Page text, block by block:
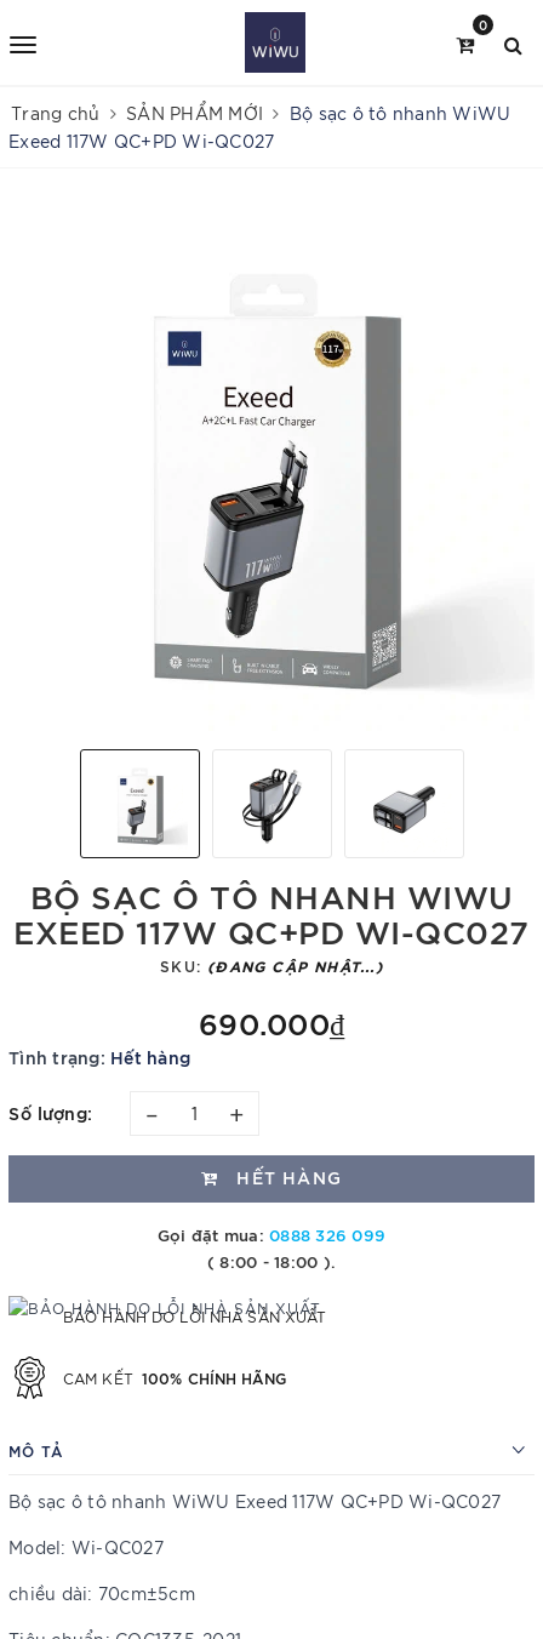
0
Trang chủ SẢN PHẨM MỚI
Bộ sạc ô tô nhanh WiWU
Exeed 117W QC+PD Wi-QC027
BỘ SẠC Ô TÔ NHANH WIWU
EXEED 117W QC+PD WI-QC027
SKU: (ĐANG CẬP NHẬT...)
690.000₫
Tình trạng: Hết hàng
Số lượng: – +
HẾT HÀNG
Gọi đặt mua:0888 326 099
( 8:00 - 18:00 ).
BẢO HÀNH DO LỖI NHÀ SẢN XUẤT
CAM KẾT 100% CHÍNH HÃNG
MÔ TẢ
Bộ sạc ô tô nhanh WiWU Exeed 117W QC+PD Wi-QC027
Model: Wi-QC027
chiều dài: 70cm±5cm